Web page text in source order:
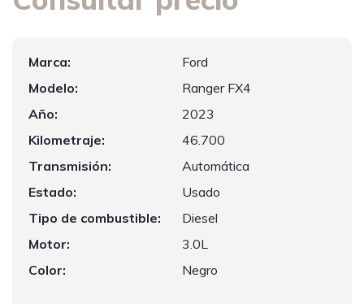
Marca:
Ford
Modelo:
Ranger FX4
Año:
2023
Kilometraje:
46.700
Transmisión:
Automática
Estado:
Usado
Tipo de combustible:
Diesel
Motor:
3.0L
Color:
Negro